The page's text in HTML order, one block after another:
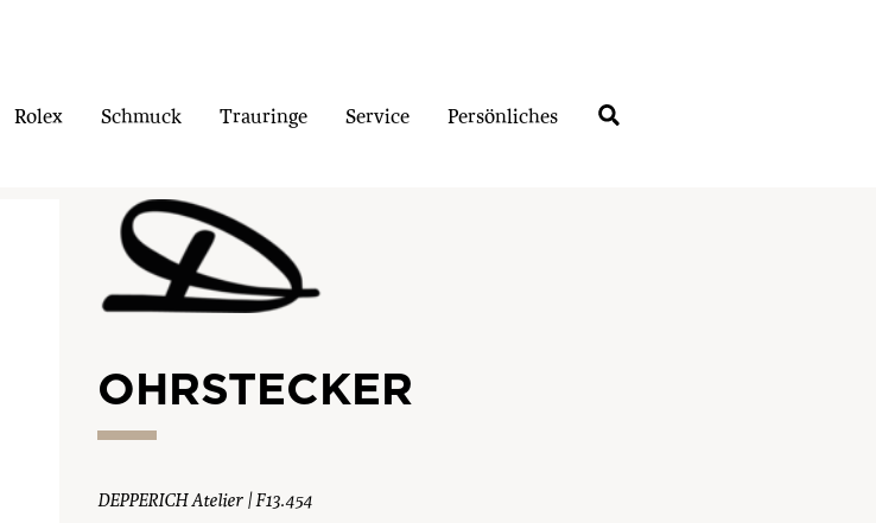
Rolex Schmuck Trauringe Service Persönliches
OHRSTECKER
DEPPERICH Atelier | F13.454